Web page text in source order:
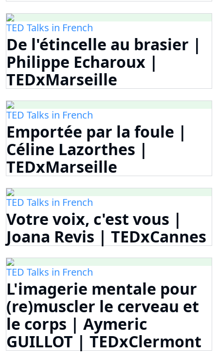
TED Talks in French
De l'étincelle au brasier |
Philippe Echaroux |
TEDxMarseille
TED Talks in French
Emportée par la foule |
Céline Lazorthes |
TEDxMarseille
TED Talks in French
Votre voix, c'est vous |
Joana Revis | TEDxCannes
TED Talks in French
L'imagerie mentale pour
(re)muscler le cerveau et
le corps | Aymeric
GUILLOT | TEDxClermont